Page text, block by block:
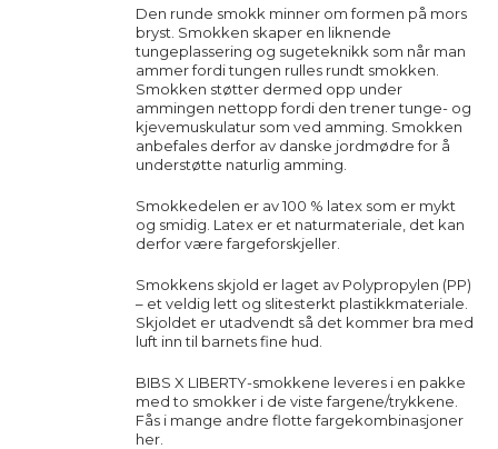
Den runde smokk minner om formen på mors
bryst. Smokken skaper en liknende
tungeplassering og sugeteknikk som når man
ammer fordi tungen rulles rundt smokken.
Smokken støtter dermed opp under
ammingen nettopp fordi den trener tunge- og
kjevemuskulatur som ved amming. Smokken
anbefales derfor av danske jordmødre for å
understøtte naturlig amming.
Smokkedelen er av 100 % latex som er mykt
og smidig. Latex er et naturmateriale, det kan
derfor være fargeforskjeller.
Smokkens skjold er laget av Polypropylen (PP)
– et veldig lett og slitesterkt plastikkmateriale.
Skjoldet er utadvendt så det kommer bra med
luft inn til barnets fine hud.
BIBS X LIBERTY-smokkene leveres i en pakke
med to smokker i de viste fargene/trykkene.
Fås i mange andre flotte fargekombinasjoner
her